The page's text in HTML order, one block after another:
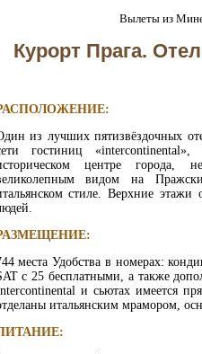
Вылеты из
Курорт Прага.
из лучших пятизвёздочных
гостиниц
центре города,
видом на
стиле. Верхние
места Удобства в номерах:
с 25 бесплатными, а также
и сьютах имеется
итальянским мрамором,